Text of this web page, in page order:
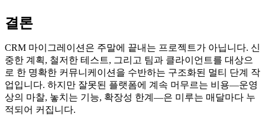
결론
CRM 마이그레이션은 주말에 끝내는 프로젝트가 아닙니다. 신
중한 계획, 철저한 테스트, 그리고 팀과 클라이언트를 대상으
로 한 명확한 커뮤니케이션을 수반하는 구조화된 멀티 단계 작
업입니다. 하지만 잘못된 플랫폼에 계속 머무르는 비용—운영
상의 마찰, 놓치는 기능, 확장성 한계—은 미루는 매달마다 누
적되어 커집니다.